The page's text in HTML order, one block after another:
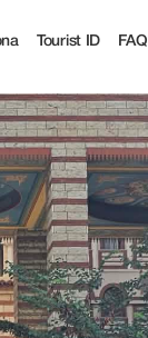
Tourist ID FAQ